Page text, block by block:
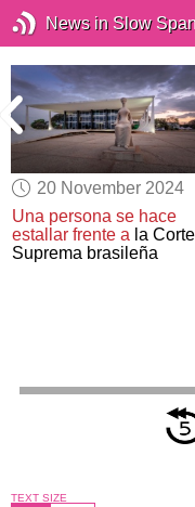
News in Slow
20 November 2024
Una persona se hace
estallar frente a la Corte
Suprema brasileña
TEXT SIZE